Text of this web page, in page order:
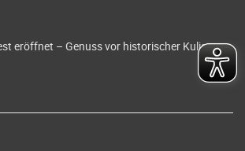
eröffnet – Genuss vor historischer Kulisse